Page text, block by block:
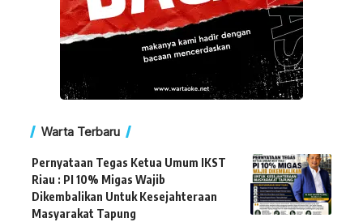
Warta Terbaru
Pernyataan Tegas Ketua Umum IKST
Riau : PI 10% Migas Wajib
Dikembalikan Untuk Kesejahteraan
Masyarakat Tapung